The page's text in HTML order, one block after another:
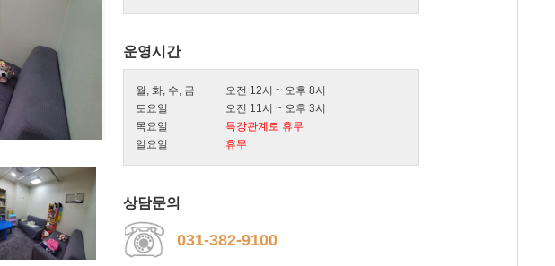
운영시간
월, 화, 수, 금
오전 12시 ~ 오후 8시
토요일
오전 11시 ~ 오후 3시
목요일
특강관계로 휴무
일요일
휴무
상담문의
031-382-9100